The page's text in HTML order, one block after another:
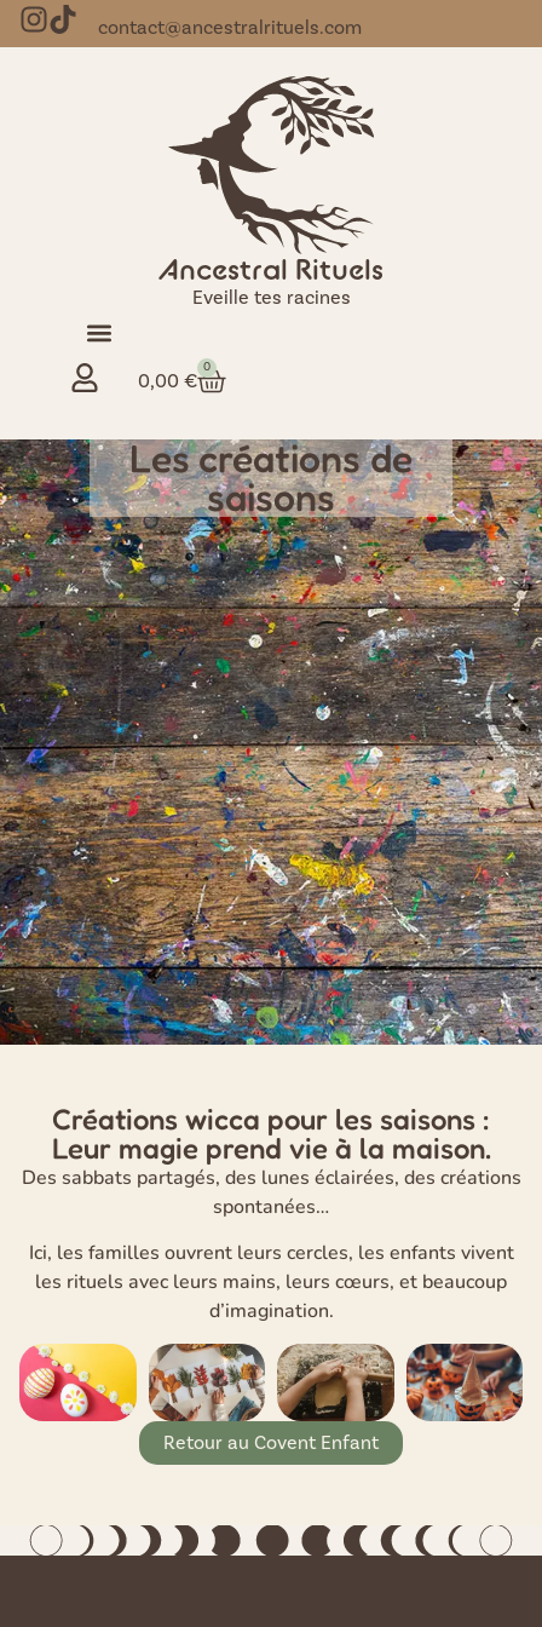
contact@ancestralrituels.com
Ancestral Rituels
Eveille tes racines
0,00 €
0
Les créations de
saisons
Créations wicca pour les saisons :
Leur magie prend vie à la maison.
Des sabbats partagés, des lunes éclairées, des créations
spontanées…
Ici, les familles ouvrent leurs cercles, les enfants vivent
les rituels avec leurs mains, leurs cœurs, et beaucoup
d’imagination.
Retour au Covent Enfant